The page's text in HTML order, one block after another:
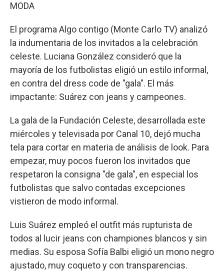
MODA
El programa Algo contigo (Monte Carlo TV) analizó
la indumentaria de los invitados a la celebración
celeste. Luciana González consideró que la
mayoría de los futbolistas eligió un estilo informal,
en contra del dress code de "gala". El más
impactante: Suárez con jeans y campeones.
La gala de la Fundación Celeste, desarrollada este
miércoles y televisada por Canal 10, dejó mucha
tela para cortar en materia de análisis de look. Para
empezar, muy pocos fueron los invitados que
respetaron la consigna "de gala", en especial los
futbolistas que salvo contadas excepciones
vistieron de modo informal.
Luis Suárez empleó el outfit más rupturista de
todos al lucir jeans con championes blancos y sin
medias. Su esposa Sofía Balbi eligió un mono negro
ajustado, muy coqueto y con transparencias.